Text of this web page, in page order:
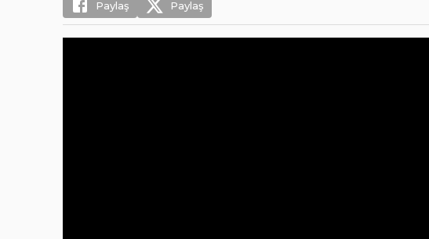
Paylaş Paylaş